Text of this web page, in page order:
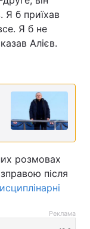
Я б приїхав
Я б не
Алієв.
розмовах
після
Реклама